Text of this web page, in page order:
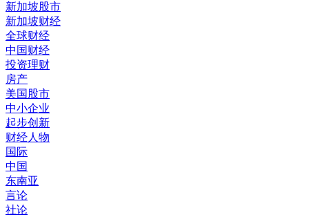
新加坡股市
新加坡财经
全球财经
中国财经
投资理财
房产
美国股市
中小企业
起步创新
财经人物
国际
中国
东南亚
言论
社论